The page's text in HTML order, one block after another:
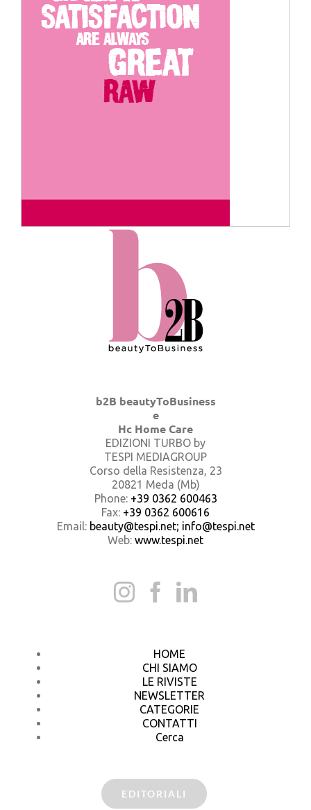
b2B beautyToBusiness
e
Hc Home Care
EDIZIONI TURBO by
TESPI MEDIAGROUP
Corso della Resistenza, 23
20821 Meda (Mb)
Phone: +39 0362 600463
Fax: +39 0362 600616
Email: beauty@tespi.net; info@tespi.net
Web: www.tespi.net
HOME
CHI SIAMO
LE RIVISTE
NEWSLETTER
CATEGORIE
CONTATTI
Cerca
EDITORIALI